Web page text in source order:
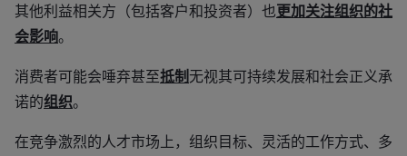
其他利益相关方（包括客户和投资者）也更加关注组织的社
会影响。
消费者可能会唾弃甚至抵制无视其可持续发展和社会正义承
诺的组织。
在竞争激烈的人才市场上，组织目标、灵活的工作方式、多